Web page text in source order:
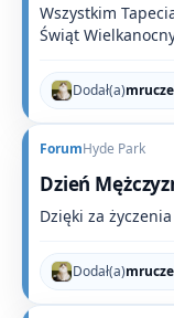
Wszystkim
Świąt
Dodał(a)
ForumHyde Park
Dzień
Dzięki za życzenia
Dodał(a)